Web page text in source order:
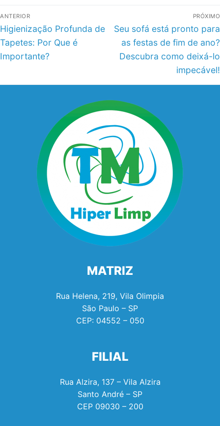
ANTERIOR
Higienização Profunda de
Tapetes: Por Que é
Importante?
PRÓXIMO
Seu sofá está pronto para
as festas de fim de ano?
Descubra como deixá-lo
impecável!
MATRIZ
Rua Helena, 219, Vila Olimpia
São Paulo – SP
CEP: 04552 – 050
FILIAL
Rua Alzira, 137 – Vila Alzira
Santo André – SP
CEP 09030 – 200